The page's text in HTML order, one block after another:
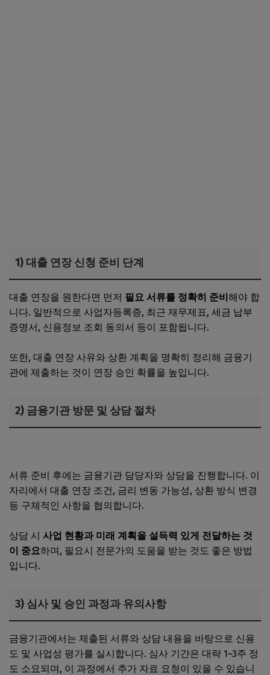
1) 대출 연장 신청 준비 단계
대출 연장을 원한다면 먼저 필요 서류를 정확히 준비해야 합
니다. 일반적으로 사업자등록증, 최근 재무제표, 세금 납부
증명서, 신용정보 조회 동의서 등이 포함됩니다.
또한, 대출 연장 사유와 상환 계획을 명확히 정리해 금융기
관에 제출하는 것이 연장 승인 확률을 높입니다.
2) 금융기관 방문 및 상담 절차
서류 준비 후에는 금융기관 담당자와 상담을 진행합니다. 이
자리에서 대출 연장 조건, 금리 변동 가능성, 상환 방식 변경
등 구체적인 사항을 협의합니다.
상담 시 사업 현황과 미래 계획을 설득력 있게 전달하는 것
이 중요하며, 필요시 전문가의 도움을 받는 것도 좋은 방법
입니다.
3) 심사 및 승인 과정과 유의사항
금융기관에서는 제출된 서류와 상담 내용을 바탕으로 신용
도 및 사업성 평가를 실시합니다. 심사 기간은 대략 1~3주 정
도 소요되며, 이 과정에서 추가 자료 요청이 있을 수 있습니